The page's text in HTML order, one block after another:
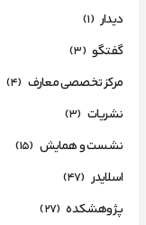
دیدار (1)
گفتگو (3)
مرکز تخصصی معارف (4)
نشریات (3)
نشست و همایش (15)
اسلایدر (47)
پژوهشکده (27)